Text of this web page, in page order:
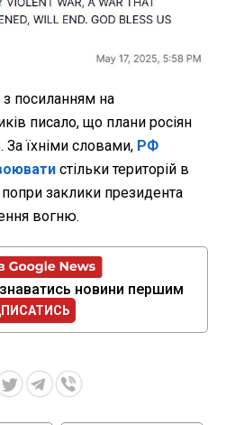
посиланням на
писало, що плани росіян
За їхніми словами, РФ
стільки територій в
заклики президента
вогню.
новини першим